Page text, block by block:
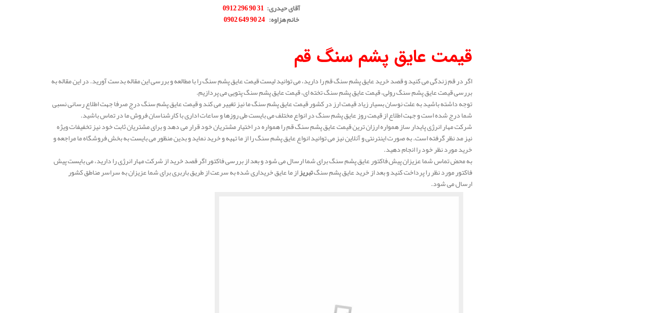
آقای حیدری:
31 90 296 0912
خانم هزاوه:
24 90 649 0902
قیمت عایق پشم سنگ قم
اگر در قم زندگی می کنید و قصد خرید عایق پشم سنگ قم را دارید، می توانید لیست قیمت عایق پشم سنگ را با مطالعه و بررسی این مقاله بدست آورید. در این مقاله به
بررسی قیمت عایق پشم سنگ رولی، قیمت عایق پشم سنگ تخته ای، قیمت عایق پشم سنگ پتویی می پردازیم.
توجه داشته باشید به علت نوسان بسیار زیاد قیمت ارز در کشور قیمت عایق پشم سنگ ما نیز تغییر می کند و قیمت عایق پشم سنگ درج صرفا جهت اطلاع رسانی نسبی
شما درج شده است و جهت اطلاع از قیمت روز عایق پشم سنگ در انواع مختلف می بایست طی روزها و ساعات اداری با کارشناسان فروش ما در تماس باشید.
شرکت مهار انرژی پایدار ساز همواره ارزان ترین قیمت عایق پشم سنگ قم را همواره در اختیار مشتریان خود قرار می دهد و برای مشتریان ثابت خود نیز تخفیفات ویژه
نیز مد نظر گرفته است. به صورت اینترنتی و آنلاین نیز می توانید انواع عایق پشم سنگ را از ما تهیه و خرید نماید و بدین منظور می بایست به بخش فروشگاه ما مراجعه و
خرید مورد نظر خود را انجام دهید.
به محض تماس شما عزیزان پیش فاکتور عایق پشم سنگ برای شما ارسال می شود و بعد از بررسی فاکتور اگر قصد خرید از شرکت مهار انرژی را دارید، می بایست پیش
فاکتور مورد نظر را پرداخت کنید و بعد از خرید عایق پشم سنگتبریزاز ما عایق خریداری شده به سرعت از طریق باربری برای شما عزیزان به سراسر مناطق کشور
ارسال می شود.